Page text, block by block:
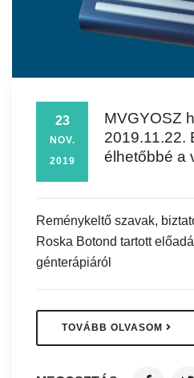
23
NOV.
2019
MVGYOSZ
2019.11.22.
élhetőbbé a
Reménykeltő szavak,
Roska Botond tartott
génterápiáról
TOVÁBB OLVASOM